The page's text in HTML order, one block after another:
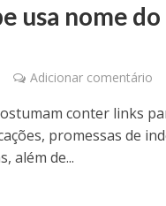
usa nome
Adicionar comentário
conter links
promessas de
além de...